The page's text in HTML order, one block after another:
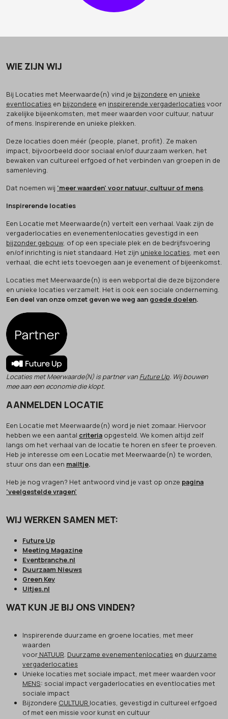
WIE ZIJN WIJ
Bij Locaties met Meerwaarde(n) vind je bijzondere en unieke
eventlocaties en bijzondere en inspirerende vergaderlocaties voor
zakelijke bijeenkomsten, met meer waarden voor cultuur, natuur
of mens. Inspirerende en unieke plekken.
Deze locaties doen méér (people, planet, profit). Ze maken
impact, bijvoorbeeld door sociaal en/of duurzaam werken, het
bewaken van cultureel erfgoed of het verbinden van groepen in de
samenleving.
Dat noemen wij 'meer waarden' voor natuur, cultuur of mens.
Inspirerende locaties
Een Locatie met Meerwaarde(n) vertelt een verhaal. Vaak zijn de
vergaderlocaties en evenementenlocaties gevestigd in een
bijzonder gebouw, of op een speciale plek en de bedrijfsvoering
en/of inrichting is niet standaard. Het zijn unieke locaties, met een
verhaal, die echt iets toevoegen aan je evenement of bijeenkomst.
Locaties met Meerwaarde(n) is een webportal die deze bijzondere
en unieke locaties verzamelt. Het is ook een sociale onderneming.
Een deel van onze omzet geven we weg aan goede doelen.
Locaties met Meerwaarde(N) is partner van Future Up. Wij bouwen
mee aan een economie die klopt.
AANMELDEN LOCATIE
Een Locatie met Meerwaarde(n) word je niet zomaar. Hiervoor
hebben we een aantal criteria opgesteld. We komen altijd zelf
langs om het verhaal van de locatie te horen en sfeer te proeven.
Heb je interesse om een Locatie met Meerwaarde(n) te worden,
stuur ons dan een mailtje.
Heb je nog vragen? Het antwoord vind je vast op onze pagina
'veelgestelde vragen'
WIJ WERKEN SAMEN MET:
Future Up
Meeting Magazine
Eventbranche.nl
Duurzaam Nieuws
Green Key
Uitjes.nl
WAT KUN JE BIJ ONS VINDEN?
Inspirerende duurzame en groene locaties, met meer
waarden
voor NATUUR. Duurzame evenementenlocaties en duurzame
vergaderlocaties
Unieke locaties met sociale impact, met meer waarden voor
MENS: social impact vergaderlocaties en eventlocaties met
sociale impact
Bijzondere CULTUUR locaties, gevestigd in cultureel erfgoed
of met een missie voor kunst en cultuur